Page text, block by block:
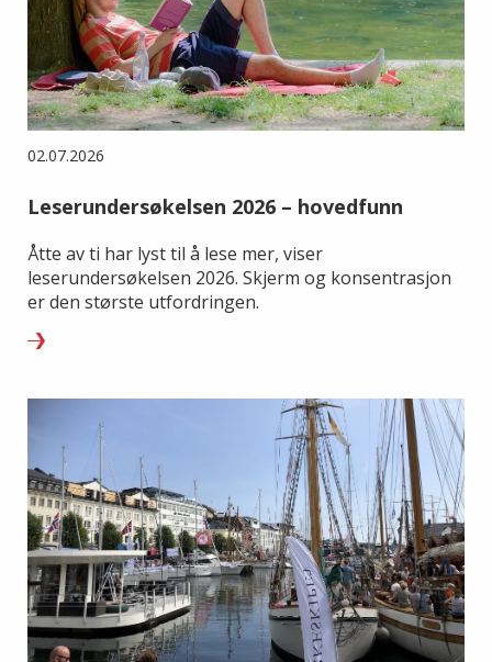
02.07.2026
Leserundersøkelsen 2026 – hovedfunn
Åtte av ti har lyst til å lese mer, viser
leserundersøkelsen 2026. Skjerm og konsentrasjon
er den største utfordringen.